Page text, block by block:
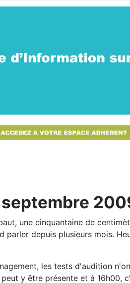
une cinquantaine de
depuis plusieurs mois.
les tests d'audition
y être présente et à